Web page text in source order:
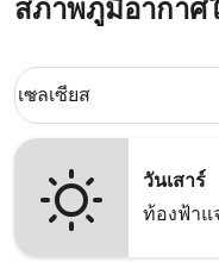
สภาพภูมิอากาศ
Weather unit option เซ
เซลเซียส
keyboard_arrow_down
วันเสาร์
ท้องฟ้าแ